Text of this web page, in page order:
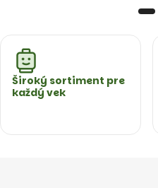
Široký sortiment pre
každý vek